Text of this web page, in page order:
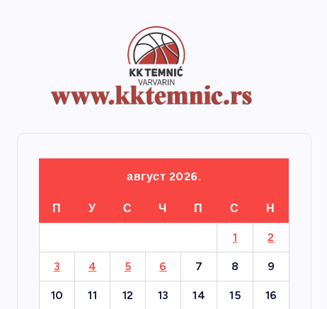
август 2026.
П У С Ч П С Н
1 2
3 4 5 6 7 8 9
10 11 12 13 14 15 16